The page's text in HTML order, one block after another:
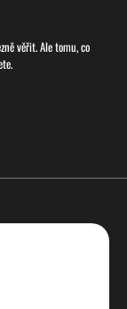
věřit. Ale tomu, co